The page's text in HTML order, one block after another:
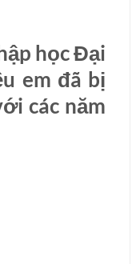
học Đại
em đã bị
các năm